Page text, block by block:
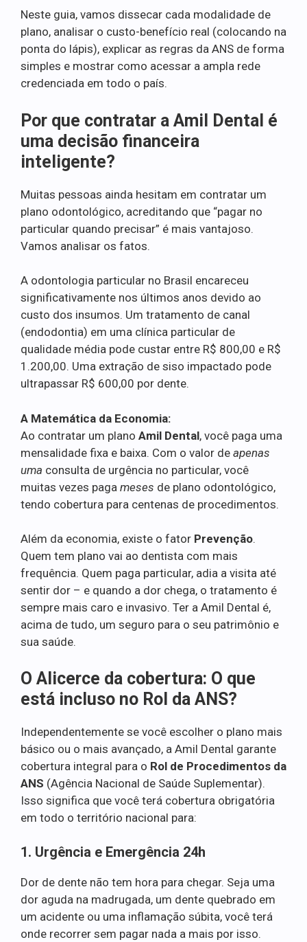
Neste guia, vamos dissecar cada modalidade de
plano, analisar o custo-benefício real (colocando na
ponta do lápis), explicar as regras da ANS de forma
simples e mostrar como acessar a ampla rede
credenciada em todo o país.
Por que contratar a Amil Dental é
uma decisão financeira
inteligente?
Muitas pessoas ainda hesitam em contratar um
plano odontológico, acreditando que “pagar no
particular quando precisar” é mais vantajoso.
Vamos analisar os fatos.
A odontologia particular no Brasil encareceu
significativamente nos últimos anos devido ao
custo dos insumos. Um tratamento de canal
(endodontia) em uma clínica particular de
qualidade média pode custar entre R$ 800,00 e R$
1.200,00. Uma extração de siso impactado pode
ultrapassar R$ 600,00 por dente.
A Matemática da Economia:
Ao contratar um plano Amil Dental, você paga uma
mensalidade fixa e baixa. Com o valor de apenas
uma consulta de urgência no particular, você
muitas vezes paga meses de plano odontológico,
tendo cobertura para centenas de procedimentos.
Além da economia, existe o fator Prevenção.
Quem tem plano vai ao dentista com mais
frequência. Quem paga particular, adia a visita até
sentir dor – e quando a dor chega, o tratamento é
sempre mais caro e invasivo. Ter a Amil Dental é,
acima de tudo, um seguro para o seu patrimônio e
sua saúde.
O Alicerce da cobertura: O que
está incluso no Rol da ANS?
Independentemente se você escolher o plano mais
básico ou o mais avançado, a Amil Dental garante
cobertura integral para o Rol de Procedimentos da
ANS (Agência Nacional de Saúde Suplementar).
Isso significa que você terá cobertura obrigatória
em todo o território nacional para:
1. Urgência e Emergência 24h
Dor de dente não tem hora para chegar. Seja uma
dor aguda na madrugada, um dente quebrado em
um acidente ou uma inflamação súbita, você terá
onde recorrer sem pagar nada a mais por isso.